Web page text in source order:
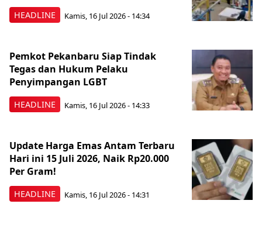
HEADLINE Kamis, 16 Jul 2026 - 14:34
HEADLINE
Pemkot Pekanbaru Siap Tindak
Tegas dan Hukum Pelaku
Penyimpangan LGBT
Kamis, 16 Jul 2026 - 14:33
HEADLINE
Update Harga Emas Antam Terbaru
Hari ini 15 Juli 2026, Naik Rp20.000
Per Gram!
Kamis, 16 Jul 2026 - 14:31